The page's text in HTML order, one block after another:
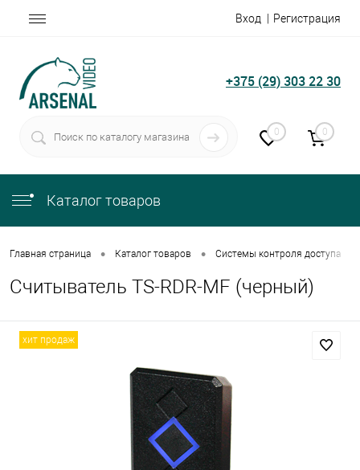
Вход Регистрация
+375 (29) 303 22 30
0 0
Каталог товаров
Главная страница • Каталог товаров • Системы контроля доступа
Считыватель TS-RDR-MF (черный)
хит продаж